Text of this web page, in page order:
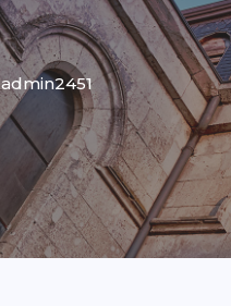
admin2451